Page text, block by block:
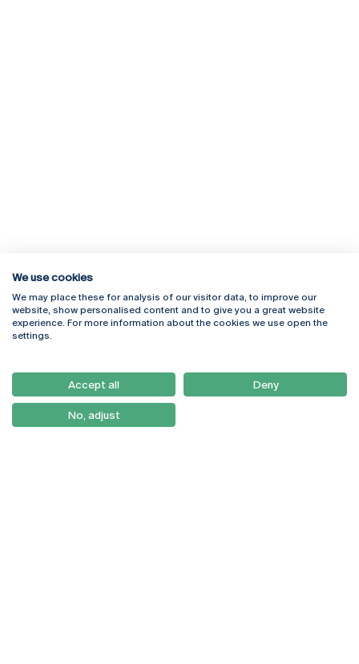
Rua Diogo Botelho 1327
4169-005 Porto
+351 226 196 240
Campus Online
Webmail
Como Chegar
Newsletter
We use cookies
We may place these for analysis of our visitor data, to improve our
website, show personalised content and to give you a great website
experience. For more information about the cookies we use open the
settings.
Accept all Deny
No, adjust